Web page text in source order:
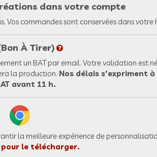
dans votre compte
Vos commandes sont conservées dans
À Tirer)
un BAT par email. Votre validation est
la production. Nos délais s’expriment
avant 11 h.
la meilleure expérience de
pour le télécharger.